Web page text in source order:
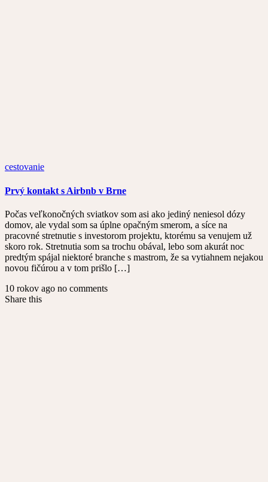
cestovanie
Prvý kontakt s Airbnb v Brne
Počas veľkonočných sviatkov som asi ako jediný neniesol dózy
domov, ale vydal som sa úplne opačným smerom, a síce na
pracovné stretnutie s investorom projektu, ktorému sa venujem už
skoro rok. Stretnutia som sa trochu obával, lebo som akurát noc
predtým spájal niektoré branche s mastrom, že sa vytiahnem nejakou
novou fičúrou a v tom prišlo […]
10 rokov ago no comments
Share this